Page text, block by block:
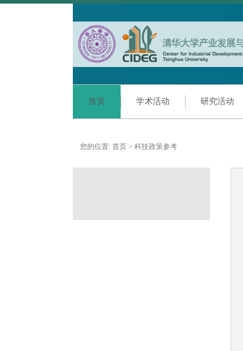
首页 学术活动 研究活动
您的位置: 首页 > 科技政策参考